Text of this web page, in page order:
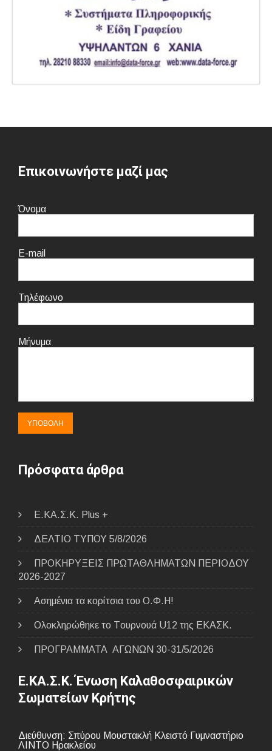
Επικοινωνήστε μαζί μας
Όνομα
E-mail
Τηλέφωνο
Μήνυμα
Πρόσφατα άρθρα
E.ΚΑ.Σ.Κ. Plus +
ΔΕΛΤΙΟ ΤΥΠΟΥ 5/8/2026
ΠΡΟΚΗΡΥΞΕΙΣ ΠΡΩΤΑΘΛΗΜΑΤΩΝ ΠΕΡΙΟΔΟΥ
2026-2027
Ασημένια τα κορίτσια του Ο.Φ.Η!
Ολοκληρώθηκε το Tουρνουά U12 της ΕΚΑΣΚ.
ΠΡΟΓΡΑΜΜΑΤΑ ΑΓΩΝΩΝ 30-31/5/2026
Ε.ΚΑ.Σ.Κ. Ένωση Καλαθοσφαιρικών
Σωματείων Κρήτης
Διεύθυνση: Σπύρου Μουστακλή Κλειστό Γυμναστήριο
ΛΙΝΤΟ Ηρακλείου